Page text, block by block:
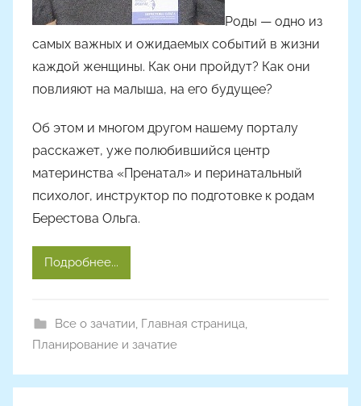
Ч
а
д
ю
к
Роды — одно из
самых важных и ожидаемых событий в жизни
каждой женщины. Как они пройдут? Как они
повлияют на малыша, на его будущее?
Об этом и многом другом нашему порталу
расскажет, уже полюбившийся центр
материнства «Пренатал» и перинатальный
психолог, инструктор по подготовке к родам
Берестова Ольга.
Подробнее...
Все о зачатии, Главная страница,
Планирование и зачатие